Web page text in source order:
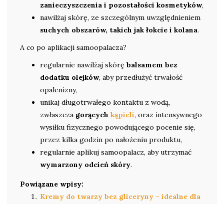
zanieczyszczenia i pozostałości kosmetyków,
nawilżaj skórę, ze szczególnym uwzględnieniem
suchych obszarów, takich jak łokcie i kolana.
A co po aplikacji samoopalacza?
regularnie nawilżaj skórę balsamem bez
dodatku olejków, aby przedłużyć trwałość
opalenizny,
unikaj długotrwałego kontaktu z wodą,
zwłaszcza gorących kąpieli, oraz intensywnego
wysiłku fizycznego powodującego pocenie się,
przez kilka godzin po nałożeniu produktu,
regularnie aplikuj samoopalacz, aby utrzymać
wymarzony odcień skóry.
Powiązane wpisy:
Kremy do twarzy bez gliceryny – idealne dla